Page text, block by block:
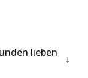
lieben